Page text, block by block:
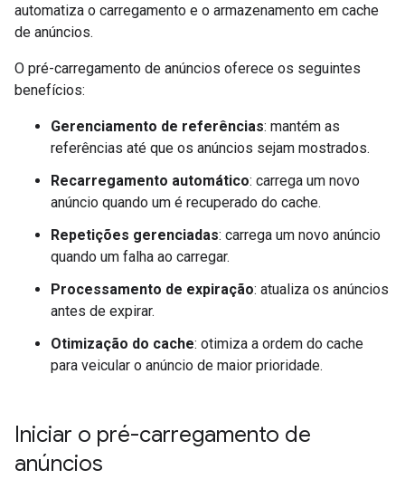
automatiza o carregamento e o armazenamento em cache
de anúncios.
O pré-carregamento de anúncios oferece os seguintes
benefícios:
Gerenciamento de referências: mantém as
referências até que os anúncios sejam mostrados.
Recarregamento automático: carrega um novo
anúncio quando um é recuperado do cache.
Repetições gerenciadas: carrega um novo anúncio
quando um falha ao carregar.
Processamento de expiração: atualiza os anúncios
antes de expirar.
Otimização do cache: otimiza a ordem do cache
para veicular o anúncio de maior prioridade.
Iniciar o pré-carregamento de
anúncios